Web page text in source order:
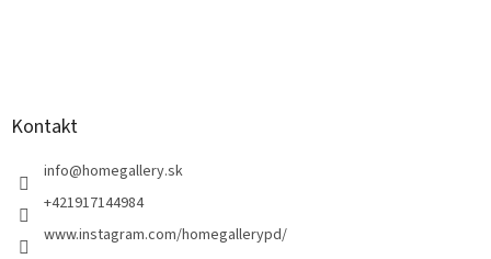
Kontakt
info@homegallery.sk
+421917144984
www.instagram.com/homegallerypd/